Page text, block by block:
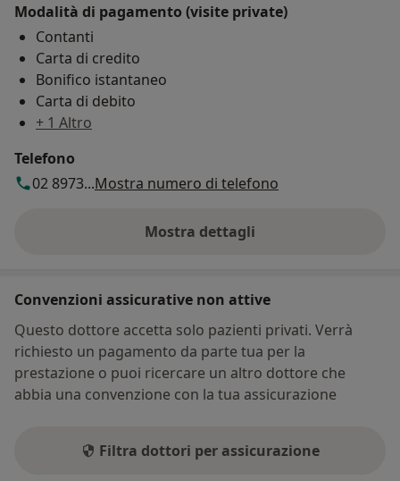
Modalità di pagamento (visite private)
Contanti
Carta di credito
Bonifico istantaneo
Carta di debito
+ 1 Altro
Telefono
02 8973...Mostra numero di telefono
Mostra dettagli
sull'indirizzo
Convenzioni assicurative non attive
Questo dottore accetta solo pazienti privati. Verrà
richiesto un pagamento da parte tua per la
prestazione o puoi ricercare un altro dottore che
abbia una convenzione con la tua assicurazione
Filtra dottori per assicurazione